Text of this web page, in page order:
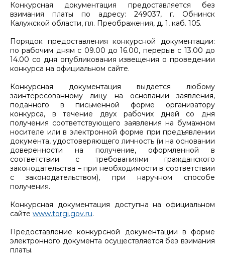
Конкурсная документация предоставляется без
взимания платы по адресу: 249037, г. Обнинск
Калужской области, пл. Преображения, д. 1, каб. 105.
Порядок предоставления конкурсной документации:
по рабочим дням с 09.00 до 16.00, перерыв с 13.00 до
14.00 со дня опубликования извещения о проведении
конкурса на официальном сайте.
Конкурсная документация выдается любому
заинтересованному лицу на основании заявления,
поданного в письменной форме организатору
конкурса, в течение двух рабочих дней со дня
получения соответствующего заявления на бумажном
носителе или в электронной форме при предъявлении
документа, удостоверяющего личность (и на основании
доверенности на получение, оформленной в
соответствии с требованиями гражданского
законодательства – при необходимости в соответствии
с законодательством), при наручном способе
получения.
Конкурсная документация доступна на официальном
сайте www.torgi.gov.ru.
Предоставление конкурсной документации в форме
электронного документа осуществляется без взимания
платы.